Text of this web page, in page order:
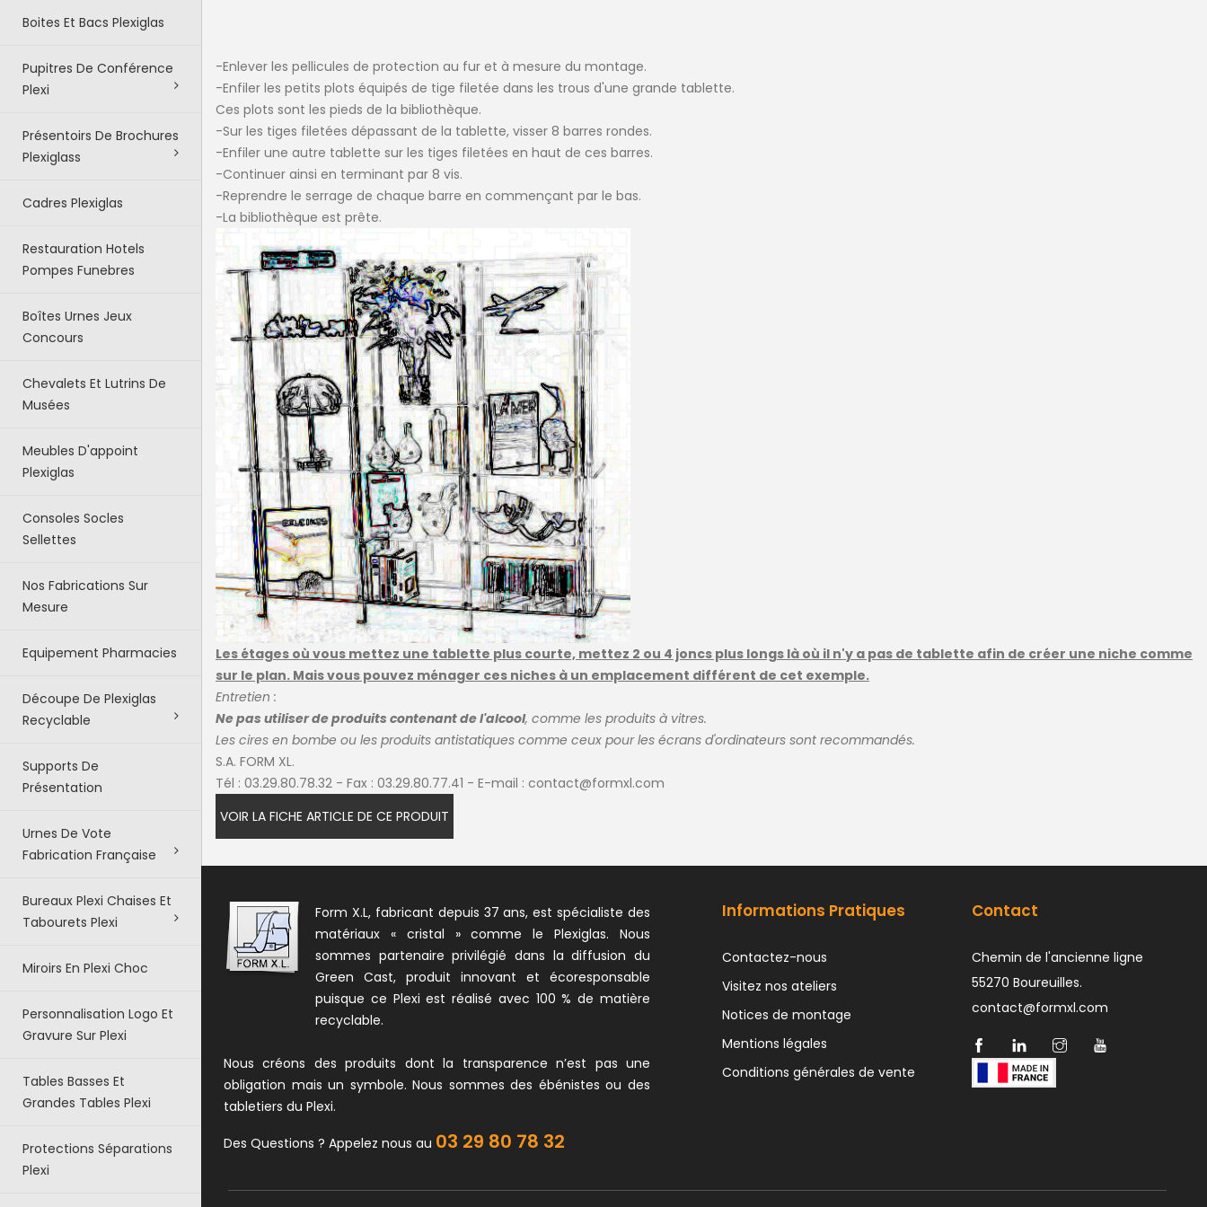
Boites Et Bacs Plexiglas
Pupitres De Conférence
Plexi
Présentoirs De Brochures
Plexiglass
Cadres Plexiglas
Restauration Hotels
Pompes Funebres
Boîtes Urnes Jeux
Concours
Chevalets Et Lutrins De
Musées
Meubles D'appoint
Plexiglas
Consoles Socles
Sellettes
Nos Fabrications Sur
Mesure
Equipement Pharmacies
Découpe De Plexiglas
Recyclable
Supports De
Présentation
Urnes De Vote
Fabrication Française
Bureaux Plexi Chaises Et
Tabourets Plexi
Miroirs En Plexi Choc
Personnalisation Logo Et
Gravure Sur Plexi
Tables Basses Et
Grandes Tables Plexi
Protections Séparations
Plexi
-Enlever les pellicules de protection au fur et à mesure du montage.
-Enfiler les petits plots équipés de tige filetée dans les trous d'une grande tablette.
Ces plots sont les pieds de la bibliothèque.
-Sur les tiges filetées dépassant de la tablette, visser 8 barres rondes.
-Enfiler une autre tablette sur les tiges filetées en haut de ces barres.
-Continuer ainsi en terminant par 8 vis.
-Reprendre le serrage de chaque barre en commençant par le bas.
-La bibliothèque est prête.
Les étages où vous mettez une tablette plus courte, mettez 2 ou 4 joncs plus longs là où il n'y a pas de tablette afin de créer une niche comme
sur le plan. Mais vous pouvez ménager ces niches à un emplacement différent de cet exemple.
Entretien :
Ne pas utiliser de produits contenant de l'alcool, comme les produits à vitres.
Les cires en bombe ou les produits antistatiques comme ceux pour les écrans d'ordinateurs sont recommandés.
S.A. FORM XL.
Tél : 03.29.80.78.32 - Fax : 03.29.80.77.41 - E-mail : contact@formxl.com
VOIR LA FICHE ARTICLE DE CE PRODUIT
Form X.L, fabricant depuis 37 ans, est spécialiste des
matériaux « cristal » comme le Plexiglas. Nous
sommes partenaire privilégié dans la diffusion du
Green Cast, produit innovant et écoresponsable
puisque ce Plexi est réalisé avec 100 % de matière
recyclable.
Nous créons des produits dont la transparence n’est pas une
obligation mais un symbole. Nous sommes des ébénistes ou des
tabletiers du Plexi.
Des Questions ? Appelez nous au 03 29 80 78 32
Informations Pratiques
Contactez-nous
Visitez nos ateliers
Notices de montage
Mentions légales
Conditions générales de vente
Contact
Chemin de l'ancienne ligne
55270 Boureuilles.
contact@formxl.com